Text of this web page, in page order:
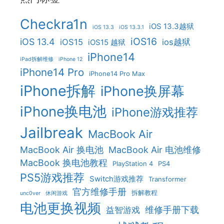
Checkra1n iOS 13.3 iOS 13.3.1 iOS 13.3越狱
iOS 13.4 iOS15 iOS15 越狱 iOS16 ios越狱
iPad拆解维修 iPhone 12 iPhone14
iPhone14 Pro iPhone14 Pro Max
iPhone拆解 iPhone换屏幕
iPhone换电池 iPhone游戏推荐
Jailbreak MacBook Air
MacBook Air 换电池 MacBook Air 电池维修
MacBook 换电池教程
PlayStation 4 PS4
PS5游戏推荐 Switch游戏推荐 Transformer
unc0ver 休闲游戏 官方维修手册 拆解教程
电池更换视频 益智游戏 维修手册下载